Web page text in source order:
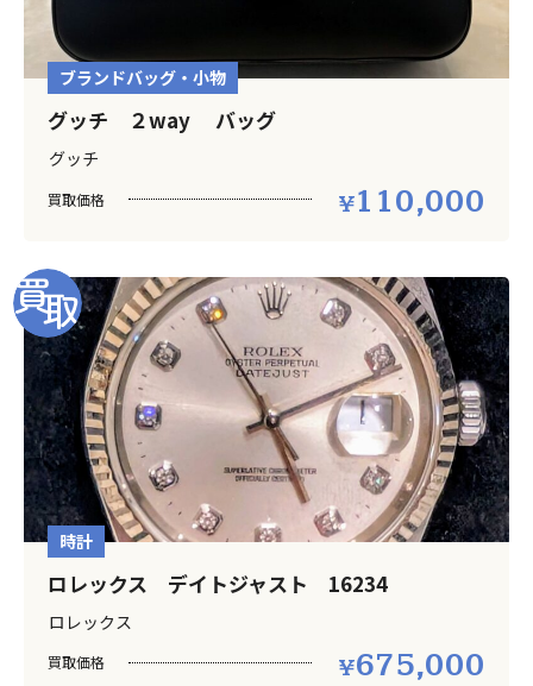
ブランドバッグ・小物
グッチ ２way バッグ
グッチ
買取価格 110,000
時計
ロレックス デイトジャスト 16234
ロレックス
買取価格 675,000